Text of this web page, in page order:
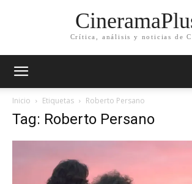
Crítica, análisis y noticias de
Inicio Etiquetas Roberto Persano
Tag: Roberto Persano